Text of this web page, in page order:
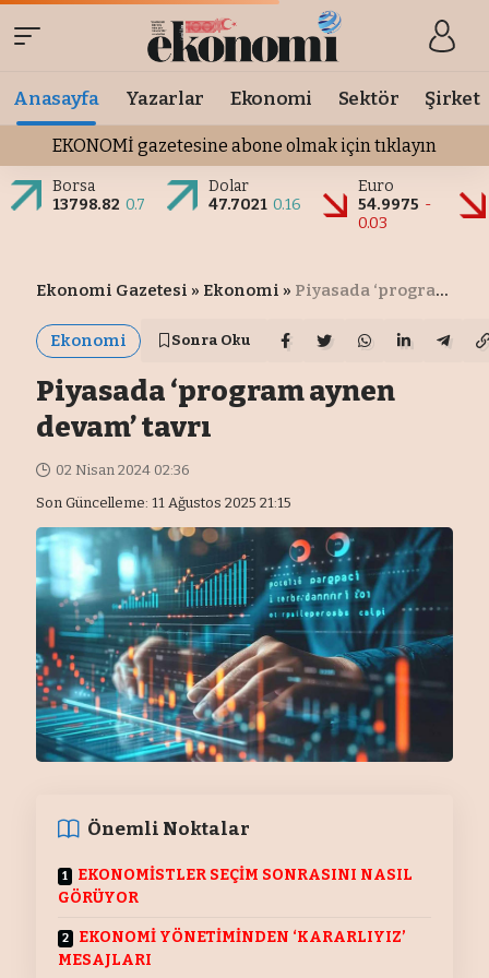
Anasayfa Yazarlar Ekonomi Sektör Şirket
EKONOMİ gazetesine abone olmak için tıklayın
Borsa
13798.82 0.7
Dolar
47.7021 0.16
Euro
54.9975 -
0.03
Ekonomi Gazetesi » Ekonomi » Piyasada ‘program aynen devam’ tavrı
Ekonomi Sonra Oku
Piyasada ‘program aynen
devam’ tavrı
Son Güncelleme: 11 Ağustos 2025 21:15
02 Nisan 2024 02:36
Önemli Noktalar
EKONOMİSTLER SEÇİM SONRASINI NASIL
GÖRÜYOR
EKONOMİ YÖNETİMİNDEN ‘KARARLIYIZ’
MESAJLARI